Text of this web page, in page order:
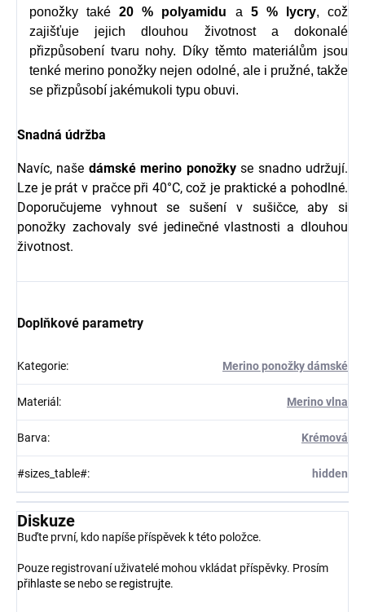
ponožky také20 % polyamidu a 5 % lycry, což
zajišťuje jejich dlouhou životnost a dokonalé
přizpůsobení tvaru nohy. Díky těmto materiálům jsou
tenké merino ponožky nejen odolné, ale i pružné, takže
se přizpůsobí jakémukoli typu obuvi.
Snadná údržba
Navíc, naše dámské merino ponožkyse snadno udržují.
Lze je prát v pračce při 40°C, což je praktické a pohodlné.
Doporučujeme vyhnout se sušení v sušičce, aby si
ponožky zachovaly své jedinečné vlastnosti a dlouhou
životnost.
Doplňkové parametry
Kategorie: Merino ponožky dámské
Materiál : Merino vlna
Barva: Krémová
#sizes_table#: hidden
Diskuze
Buďte první, kdo napíše příspěvek k této položce.
Pouze registrovaní uživatelé mohou vkládat příspěvky. Prosím
přihlaste se nebo se registrujte.